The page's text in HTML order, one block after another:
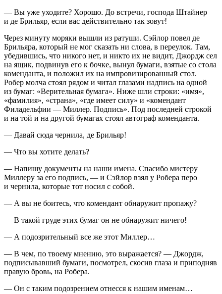
— Вы уже уходите? Хорошо. До встречи, господа Штайнер
и де Брильяр, если вас действительно так зовут!
Через минуту моряки вышли из ратуши. Сэйлор повел де
Брильяра, который не мог сказать ни слова, в переулок. Там,
убедившись, что никого нет, и никто их не видит, Джордж сел
на ящик, подвинув его к бочке, вынул бумаги, взятые со стола
коменданта, и положил их на импровизированный стол.
Робер молча стоял рядом и читал глазами надпись на одной
из бумаг: «Верительная бумага». Ниже шли строки: «имя»,
«фамилия», «страна», «где имеет силу» и «комендант
Филадельфии — Миллер. Подпись». Под последней строкой
и на той и на другой бумагах стоял автограф коменданта.
— Давай сюда чернила, де Брильяр!
— Что вы хотите делать?
— Напишу документы на наши имена. Спасибо мистеру
Миллеру за его подпись, — и Сэйлор взял у Робера перо
и чернила, которые тот носил с собой.
— А вы не боитесь, что комендант обнаружит пропажу?
— В такой груде этих бумаг он не обнаружит ничего!
— А подозрительный все же этот Миллер…
— В чем, по твоему мнению, это выражается? — Джордж,
подписывавший бумаги, посмотрел, скосив глаза и приподняв
правую бровь, на Робера.
— Он с таким подозрением отнесся к нашим именам…